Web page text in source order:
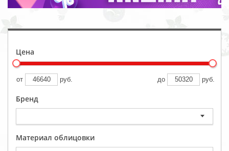
Цена
от руб. до руб.
Бренд
Материал облицовки